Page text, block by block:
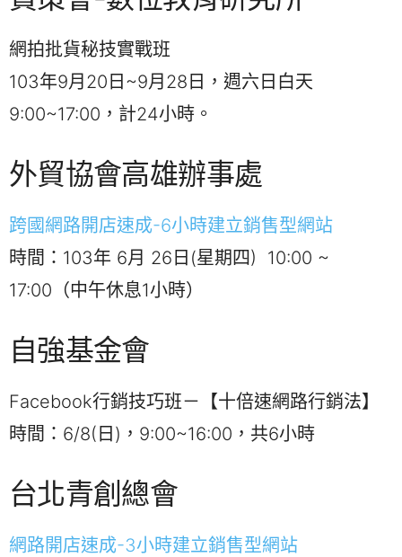
網拍批貨秘技實戰班
103年9月20日~9月28日，週六日白天
9:00~17:00，計24小時。
外貿協會高雄辦事處
跨國網路開店速成-6小時建立銷售型網站
時間：103年 6月 26日(星期四) 10:00 ~
17:00（中午休息1小時）
自強基金會
Facebook行銷技巧班－【十倍速網路行銷法】
時間：6/8(日)，9:00~16:00，共6小時
台北青創總會
網路開店速成-3小時建立銷售型網站